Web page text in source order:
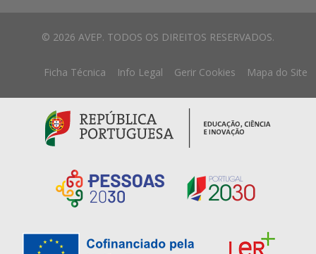
© 2026 AVEP. TODOS OS DIREITOS RESERVADOS.
Ficha Técnica Info Legal Gerir Cookies Mapa do Site